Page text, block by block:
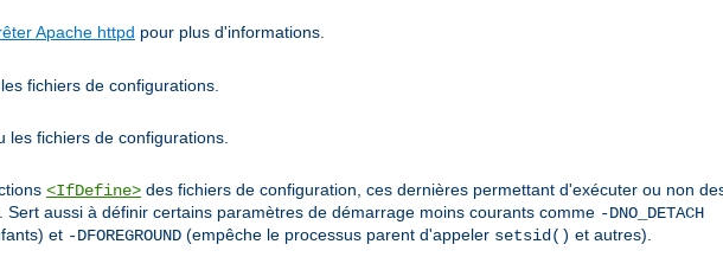
Apache httpd pour plus d'informations.
fichiers de configurations.
les fichiers de configurations.
<IfDefine> des fichiers de configuration, ces dernières permettant d'exécuter ou non
aussi à définir certains paramètres de démarrage moins courants comme -DNO_DETACH
et -DFOREGROUND (empêche le processus parent d'appeler setsid() et autres).